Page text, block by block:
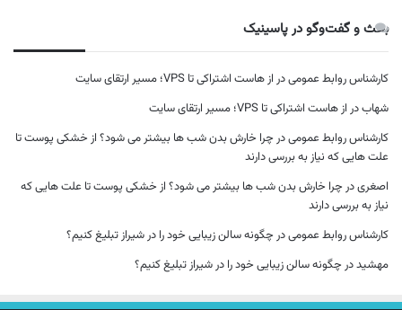
بحث و گفت‌وگو در پاسینیک
کارشناس روابط عمومیدر از هاست اشتراکی تا VPS؛ مسیر ارتقای سایت
شهابدر از هاست اشتراکی تا VPS؛ مسیر ارتقای سایت
کارشناس روابط عمومیدر چرا خارش بدن شب ها بیشتر می شود؟ از خشکی پوست تا
علت هایی که نیاز به بررسی دارند
اصغریدر چرا خارش بدن شب ها بیشتر می شود؟ از خشکی پوست تا علت هایی که
نیاز به بررسی دارند
کارشناس روابط عمومیدر چگونه سالن زیبایی خود را در شیراز تبلیغ کنیم؟
مهشیددر چگونه سالن زیبایی خود را در شیراز تبلیغ کنیم؟